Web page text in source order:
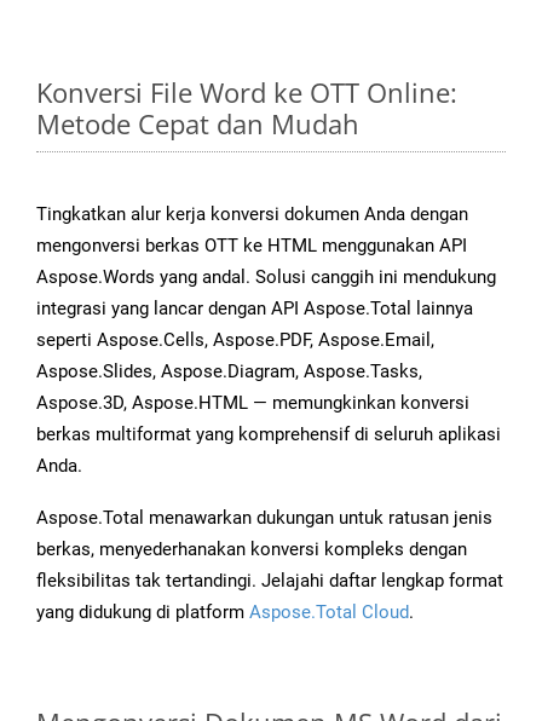
Konversi File Word ke OTT Online:
Metode Cepat dan Mudah
Tingkatkan alur kerja konversi dokumen Anda dengan
mengonversi berkas OTT ke HTML menggunakan API
Aspose.Words yang andal. Solusi canggih ini mendukung
integrasi yang lancar dengan API Aspose.Total lainnya
seperti Aspose.Cells, Aspose.PDF, Aspose.Email,
Aspose.Slides, Aspose.Diagram, Aspose.Tasks,
Aspose.3D, Aspose.HTML — memungkinkan konversi
berkas multiformat yang komprehensif di seluruh aplikasi
Anda.
Aspose.Total menawarkan dukungan untuk ratusan jenis
berkas, menyederhanakan konversi kompleks dengan
fleksibilitas tak tertandingi. Jelajahi daftar lengkap format
yang didukung di platform Aspose.Total Cloud.